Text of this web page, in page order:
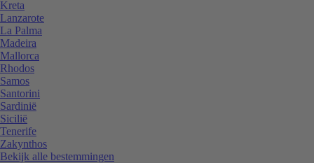
Kreta
Lanzarote
La Palma
Madeira
Mallorca
Rhodos
Samos
Santorini
Sardinië
Sicilië
Tenerife
Zakynthos
Bekijk alle bestemmingen